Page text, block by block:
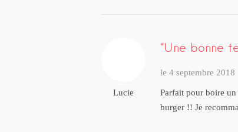
Lucie
Une bonne
le 4 septembre 2018
Parfait pour boire
burger !! Je